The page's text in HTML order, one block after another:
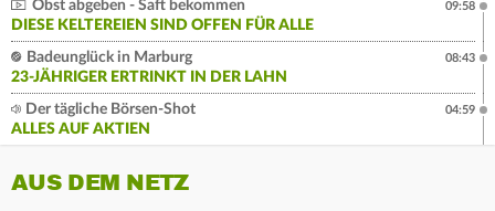
Obst abgeben - Saft bekommen
DIESE KELTEREIEN SIND OFFEN FÜR ALLE
09:58
Badeunglück in Marburg
23-JÄHRIGER ERTRINKT IN DER LAHN
08:43
Der tägliche Börsen-Shot
ALLES AUF AKTIEN
04:59
AUS DEM NETZ